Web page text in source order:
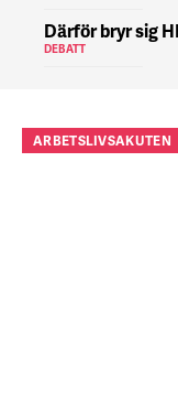
Därför bryr sig
DEBATT
ARBETSLIVSAKUTEN